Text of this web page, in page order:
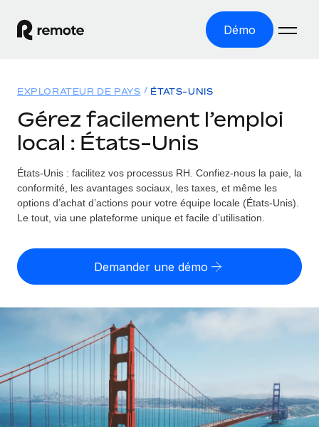
Démo
EMPLOI À L’INTERNATIONAL
Paie multipays
Gérez la paie facilement et en toute conformité
Employer of record
entités
Gestion des freelances
Intégrez et gérez vos freelances partout dans le monde
Sous-traitez les opérations complexes liées à l’emploi
Solutions
COUVERTURE MONDIALE
Explorateur de pays
Toutes les informations sur l’emploi à l’international,
Explorateur des États-Unis (par État)
Simplifiez l’embauche à travers les différents États des
Comparer Remote
Examinez notre service par rapport aux autres
CROISSANCE
Start-ups
Ressources
OUTILS & CALCULATEURS
Évaluez le risque de requalification de contrat par pays
Calculez le coût total des employés dans n’importe quel
Calculateur de paiement des freelances
Découvrez les devises disponibles et les vitesses de
paiement pour vos freelances internationaux
Tarification
Nederlands
Français
Deutsch
Connexion
EXPLORATEUR DE PAYS ÉTATS-UNIS
Gérez facilement l’emploi
local : États-Unis
États-Unis : facilitez vos processus RH. Confiez-nous la paie, la
conformité, les avantages sociaux, les taxes, et même les
options d’achat d’actions pour votre équipe locale (États-Unis).
Le tout, via une plateforme unique et facile d’utilisation.
Demander une démo